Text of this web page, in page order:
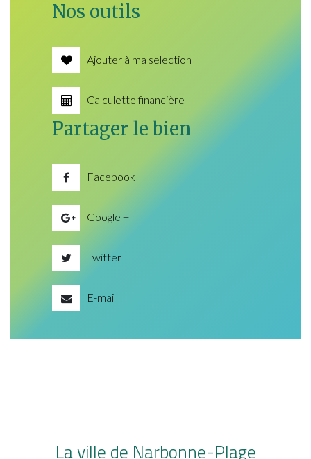
Nos outils
Ajouter à ma selection
Calculette financière
Partager le bien
Facebook
Google +
Twitter
E-mail
La ville de Narbonne-Plage